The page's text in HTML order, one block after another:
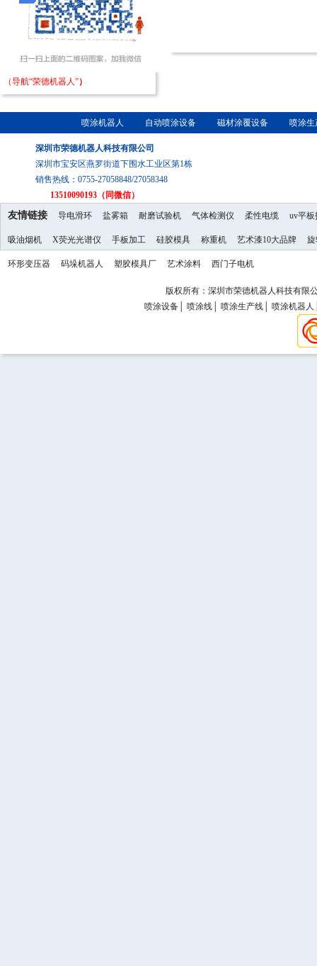
（导航“荣德机器人”）
喷涂机器人 自动喷涂设备 磁材涂覆设备 喷涂生
深圳市荣德机器人科技有限公司
深圳市宝安区燕罗街道下围水工业区第1栋
销售热线：0755-27058848/27058348
13510090193（同微信）
友情链接 导电滑环 盐雾箱 耐磨试验机 气体检测仪 柔性电缆 uv平
吸油烟机 X荧光光谱仪 手板加工 硅胶模具 称重机 艺术漆10大品牌
环形变压器 码垛机器人 塑胶模具厂 艺术涂料 西门子电机
版权所有：深圳市荣德机器人科技有限
喷涂设备
喷涂线 喷涂生产线 喷涂机器人